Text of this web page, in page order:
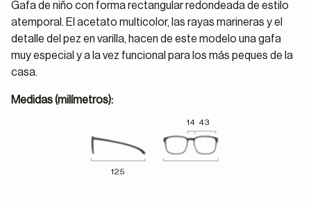
Gafa de niño con forma rectangular redondeada de estilo
atemporal. El acetato multicolor, las rayas marineras y el
detalle del pez en varilla, hacen de este modelo una gafa
muy especial y a la vez funcional para los más peques de la
casa.
Medidas (milímetros):
14 43
125